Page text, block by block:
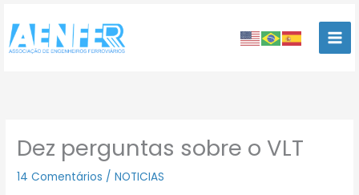
para
conteúdo
Dez perguntas sobre o VLT
14 Comentários /NOTICIAS